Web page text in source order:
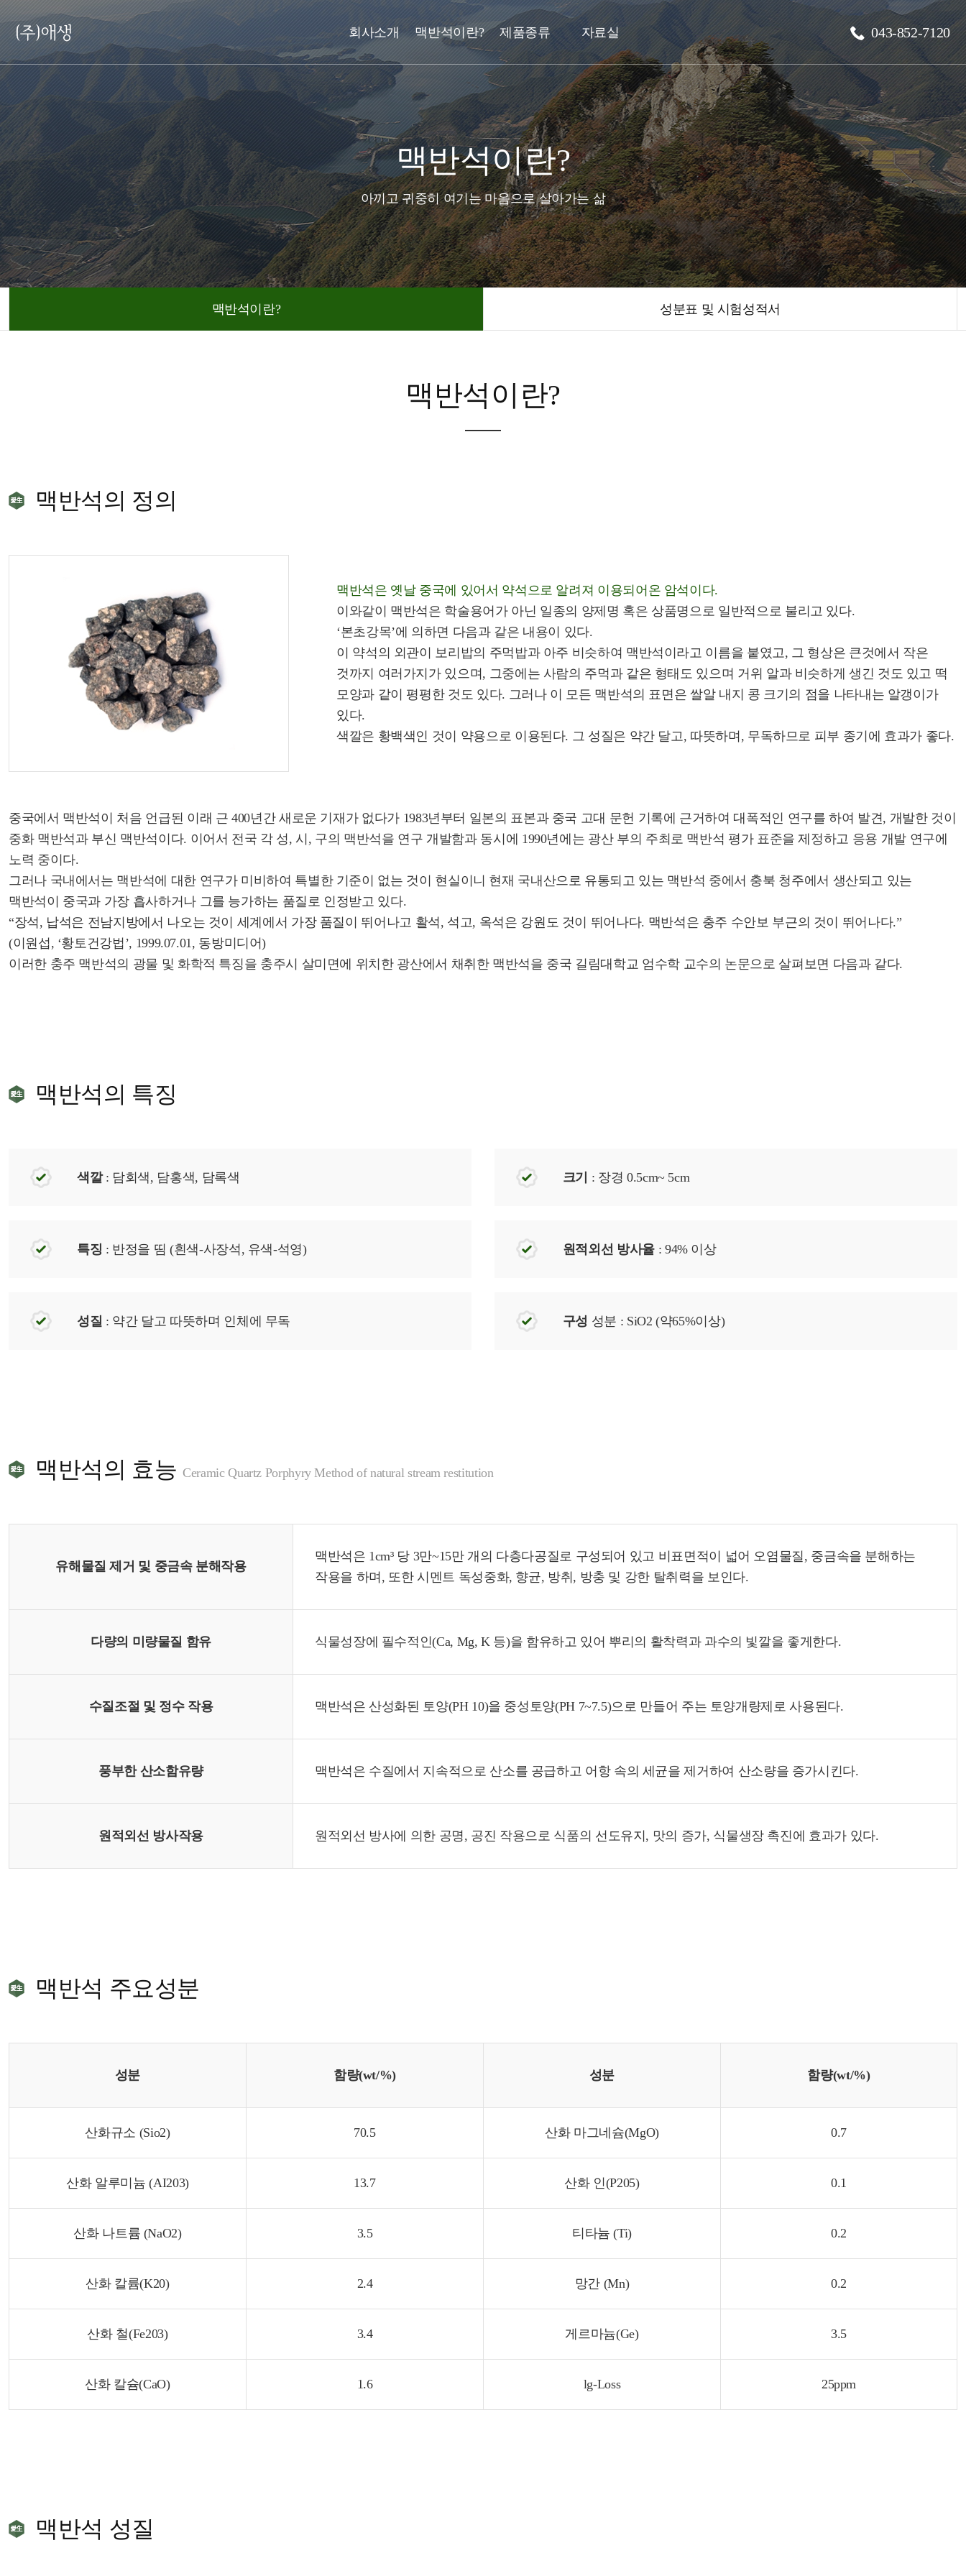
회사소개 맥반석이란? 제품종류 자료실 043-852-7120
맥반석이란?
아끼고 귀중히 여기는 마음으로 살아가는 삶
맥반석이란? 성분표 및 시험성적서
맥반석이란?
맥반석의 정의
맥반석은 옛날 중국에 있어서 약석으로 알려져 이용되어온 암석이다.
이와같이 맥반석은 학술용어가 아닌 일종의 양제명 혹은 상품명으로 일반적으로 불리고 있다.
‘본초강목’에 의하면 다음과 같은 내용이 있다.
이 약석의 외관이 보리밥의 주먹밥과 아주 비슷하여 맥반석이라고 이름을 붙였고, 그 형상은 큰것에서 작은
것까지 여러가지가 있으며, 그중에는 사람의 주먹과 같은 형태도 있으며 거위 알과 비슷하게 생긴 것도 있고 떡
모양과 같이 평평한 것도 있다. 그러나 이 모든 맥반석의 표면은 쌀알 내지 콩 크기의 점을 나타내는 알갱이가
있다.
색깔은 황백색인 것이 약용으로 이용된다. 그 성질은 약간 달고, 따뜻하며, 무독하므로 피부 종기에 효과가 좋다.
중국에서 맥반석이 처음 언급된 이래 근 400년간 새로운 기재가 없다가 1983년부터 일본의 표본과 중국 고대 문헌 기록에 근거하여 대폭적인 연구를 하여 발견, 개발한 것이
중화 맥반석과 부신 맥반석이다. 이어서 전국 각 성, 시, 구의 맥반석을 연구 개발함과 동시에 1990년에는 광산 부의 주최로 맥반석 평가 표준을 제정하고 응용 개발 연구에
노력 중이다.
그러나 국내에서는 맥반석에 대한 연구가 미비하여 특별한 기준이 없는 것이 현실이니 현재 국내산으로 유통되고 있는 맥반석 중에서 충북 청주에서 생산되고 있는
맥반석이 중국과 가장 흡사하거나 그를 능가하는 품질로 인정받고 있다.
“장석, 납석은 전남지방에서 나오는 것이 세계에서 가장 품질이 뛰어나고 활석, 석고, 옥석은 강원도 것이 뛰어나다. 맥반석은 충주 수안보 부근의 것이 뛰어나다.”
(이원섭, ‘황토건강법’, 1999.07.01, 동방미디어)
이러한 충주 맥반석의 광물 및 화학적 특징을 충주시 살미면에 위치한 광산에서 채취한 맥반석을 중국 길림대학교 엄수학 교수의 논문으로 살펴보면 다음과 같다.
맥반석의 특징
색깔: 담회색, 담홍색, 담록색 크기 : 장경 0.5cm~ 5cm
특징 : 반정을 띰 (흰색-사장석, 유색-석영) 원적외선 방사율: 94% 이상
성질 : 약간 달고 따뜻하며 인체에 무독 구성 성분 : SiO2 (약65%이상)
맥반석의 효능Ceramic Quartz Porphyry Method of natural stream restitution
유해물질 제거 및 중금속 분해작용
맥반석은 1cm³ 당 3만~15만 개의 다층다공질로 구성되어 있고 비표면적이 넓어 오염물질, 중금속을 분해하는
작용을 하며, 또한 시멘트 독성중화, 향균, 방취, 방충 및 강한 탈취력을 보인다.
다량의 미량물질 함유 식물성장에 필수적인(Ca, Mg, K 등)을 함유하고 있어 뿌리의 활착력과 과수의 빛깔을 좋게한다.
수질조절 및 정수 작용 맥반석은 산성화된 토양(PH 10)을 중성토양(PH 7~7.5)으로 만들어 주는 토양개량제로 사용된다.
풍부한 산소함유량 맥반석은 수질에서 지속적으로 산소를 공급하고 어항 속의 세균을 제거하여 산소량을 증가시킨다.
원적외선 방사작용 원적외선 방사에 의한 공명, 공진 작용으로 식품의 선도유지, 맛의 증가, 식물생장 촉진에 효과가 있다.
맥반석 주요성분
성분 함량(wt/%)
산화규소 (Sio2) 70.5
산화 알루미늄 (AI203) 13.7
산화 나트륨 (NaO2) 3.5
산화 칼륨(K20) 2.4
산화 철(Fe203) 3.4
산화 칼슘(CaO) 1.6
성분 함량(wt/%)
산화 마그네슘(MgO) 0.7
산화 인(P205) 0.1
티타늄 (Ti) 0.2
망간 (Mn) 0.2
게르마늄(Ge) 3.5
lg-Loss 25ppm
맥반석 성질